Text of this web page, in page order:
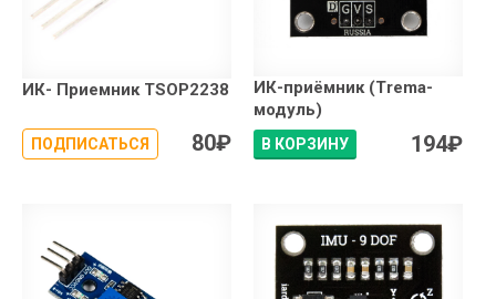
ИК- Приемник TSOP2238
ПОДПИСАТЬСЯ 80₽
ИК-приёмник (Trema-
модуль)
В КОРЗИНУ 194₽